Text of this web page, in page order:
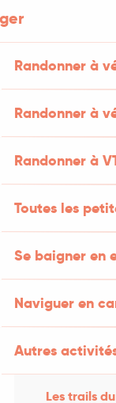
Randonner à
Randonner à
Randonner à
Toutes les
Se baigner en
Naviguer en
Autres
Les trails
garanties
:
suivante
bulletin météo
ou papier)